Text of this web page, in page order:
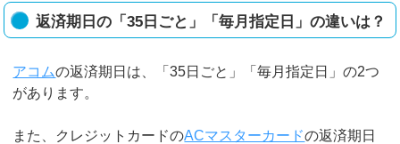
返済期日の「35日ごと」「毎月指定日」の違いは？
アコムの返済期日は、「35日ごと」「毎月指定日」の2つ
があります。
また、クレジットカードのACマスターカードの返済期日